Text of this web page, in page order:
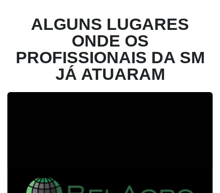
ALGUNS LUGARES
ONDE OS
PROFISSIONAIS DA SM
JÁ ATUARAM